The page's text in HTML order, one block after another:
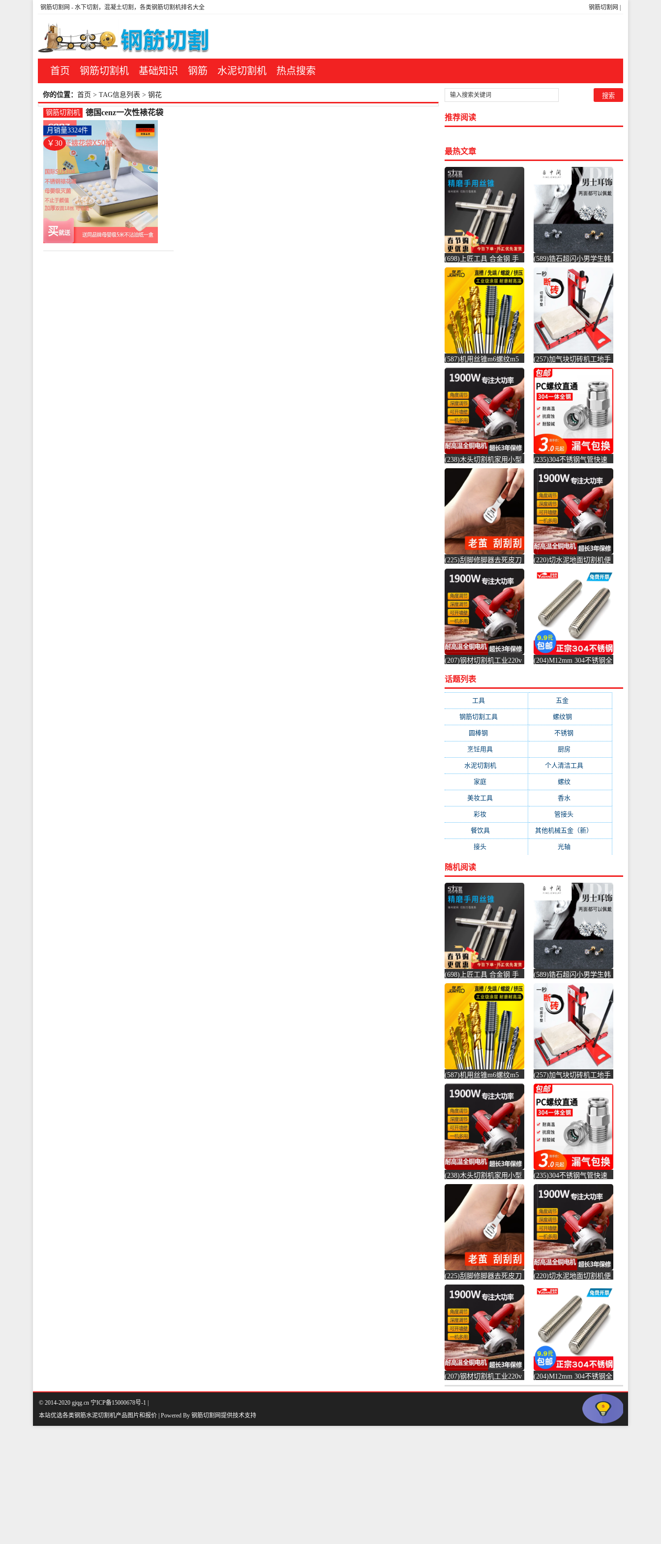
钢筋切割网
钢筋切割网 - 水下切割，混凝土切割，各类钢筋切割机排名大全
首页 钢筋切割机 基础知识 钢筋 水泥切割机 热点搜索
你的位置： 首页 > TAG信息列表 > 钢花
钢筋切割机
德国cenz一次性裱花袋
婴儿辅食宝宝烘焙工具
家用做-钢筋切割工具
(cenz旗舰店仅售29.6元)
￥30
月销量3324件
推荐阅读
最热文章
(698)上匠工具 合金钢 手
用丝锥攻螺纹工具攻丝丝
攻套丝m-螺纹钢(上匠工具
旗舰店仅售5.8元)
(589)锆石超闪小男学生韩
版耳骨钉钛钢养耳棒防过
敏圆珠女儿-圆棒钢(正中
间旗舰店仅售5.6元)
(587)机用丝锥m6螺纹m5
攻丝m3钻头m8丝攻m10不
锈-螺纹钢(俊拓五金旗舰
(257)加气块切砖机工地手
动轻质砖压砖机带钢尺水
泥砖泡沫砖-水泥切割机
(贞美旗舰店仅售390元)
(238)木头切割机家用小型
切水泥地面金属钢材机两
用新款切槽-水泥切割机
(simtone旗舰店仅售122.65
元)
(235)304不锈钢气管快速
接头快插气动快接螺纹高
压气嘴直-螺纹钢(卓成五
(225)刮脚修脚器去死皮刀
老茧磨脚神器脚皮工具脚
底脚后跟刨-钢筋切割工具
(齐开雅致专卖店仅售13.8
元)
(220)切水泥地面切割机便
便携式电-水泥切割机
(simtone旗舰店仅售123.75
(207)钢材切割机工业220v
切机固-水泥切割机
(simtone旗舰店仅售123.75
(204)M12mm 304不锈钢全
仅售1.5元)
话题列表
工具(247) 五金
钢筋切割工具(177) 螺纹钢
圆棒钢 不锈钢
烹饪用具 厨房
水泥切割机(45) 个人清洁工具(43)
家庭 螺纹(41)
美妆工具 香水(32)
彩妆 管接头
餐饮具(25) 其他机械五金（新）
接头 光轴
随机阅读
(698)上匠工具 合金钢 手
用丝锥攻螺纹工具攻丝丝
攻套丝m-螺纹钢(上匠工具
旗舰店仅售5.8元)
(589)锆石超闪小男学生韩
版耳骨钉钛钢养耳棒防过
敏圆珠女儿-圆棒钢(正中
间旗舰店仅售5.6元)
(587)机用丝锥m6螺纹m5
攻丝m3钻头m8丝攻m10不
锈-螺纹钢(俊拓五金旗舰
(257)加气块切砖机工地手
动轻质砖压砖机带钢尺水
泥砖泡沫砖-水泥切割机
(贞美旗舰店仅售390元)
(238)木头切割机家用小型
切水泥地面金属钢材机两
用新款切槽-水泥切割机
(simtone旗舰店仅售122.65
元)
(235)304不锈钢气管快速
接头快插气动快接螺纹高
压气嘴直-螺纹钢(卓成五
(225)刮脚修脚器去死皮刀
老茧磨脚神器脚皮工具脚
底脚后跟刨-钢筋切割工具
(齐开雅致专卖店仅售13.8
元)
(220)切水泥地面切割机便
便携式电-水泥切割机
(simtone旗舰店仅售123.75
(207)钢材切割机工业220v
水泥混凝土金属混泥土水
(204)M12mm 304不锈钢全
螺纹螺杆牙条通丝螺柱全
丝-螺纹钢(浴当家旗舰店
© 2014-2020 gjqg.cn 宁ICP备15000678号-1 |
本站优选各类钢筋水泥切割机产品图片和报价 | Powered By 钢筋切割网提供技术支持